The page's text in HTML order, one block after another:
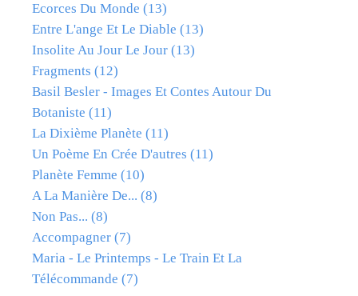
Ecorces Du Monde (13)
Entre L'ange Et Le Diable (13)
Insolite Au Jour Le Jour (13)
Fragments (12)
Basil Besler - Images Et Contes Autour Du
Botaniste (11)
La Dixième Planète (11)
Un Poème En Crée D'autres (11)
Planète Femme (10)
A La Manière De... (8)
Non Pas... (8)
Accompagner (7)
Maria - Le Printemps - Le Train Et La
Télécommande (7)